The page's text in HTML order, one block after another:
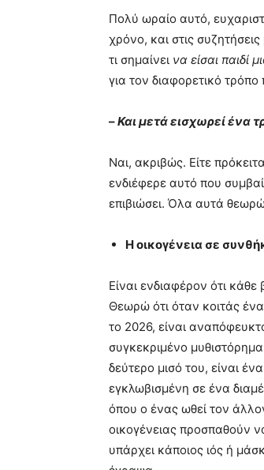
Πολύ ωραίο αυτό,
χρόνο, και στις
τι σημαίνει να είσαι παιδί
για τον διαφορετικό
–Και μετά εισχωρεί ένα
Ναι, ακριβώς. Είτε
ενδιέφερε αυτό που
επιβιώσει. Όλα αυτά θεωρώ
Η οικογένεια σε
Είναι ενδιαφέρον ότι
Θεωρώ ότι όταν κοιτάς ένα
το 2026, είναι
συγκεκριμένο
δεύτερο μισό του, είναι ένα
εγκλωβισμένη σε ένα
όπου ο ένας ωθεί τον
οικογένειας προσπαθούν
υπάρχει κάποιος ιός ή